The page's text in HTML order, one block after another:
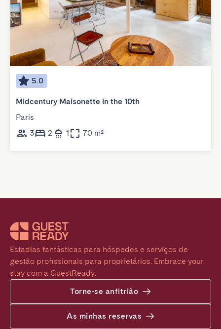
5.0
Midcentury Maisonette in the 10th
Paris
3
2 1 70 m²
Estadias fantásticas para hóspedes e serviços de
gestão profissionais para proprietários. Embrace your
stay com a GuestReady.
Torne-se anfitrião
As minhas reservas